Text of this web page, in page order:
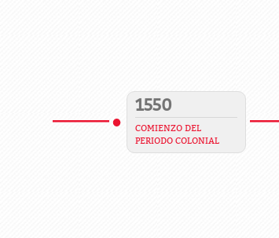
1550
COMIENZO DEL
PERIODO COLONIAL